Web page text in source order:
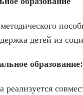
детей из
реализуется